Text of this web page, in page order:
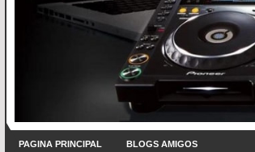
PAGINA PRINCIPAL BLOGS AMIGOS